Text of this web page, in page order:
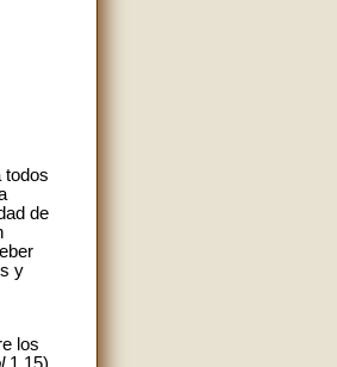
todos
de
y
los